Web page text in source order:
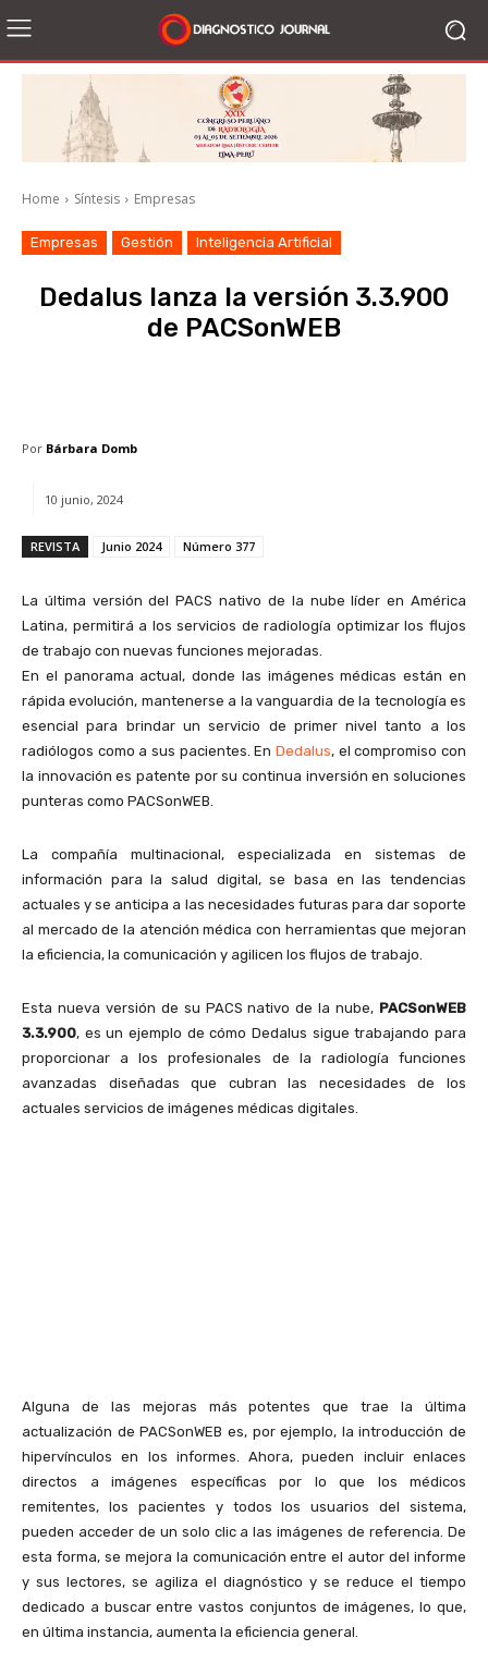
Home Síntesis Empresas
Empresas Gestión Inteligencia Artificial
Dedalus lanza la versión 3.3.900
de PACSonWEB
Por Bárbara Domb
10 junio, 2024
REVISTA Junio 2024 Número 377
La última versión del PACS nativo de la nube líder en América
Latina, permitirá a los servicios de radiología optimizar los flujos
de trabajo con nuevas funciones mejoradas.
En el panorama actual, donde las imágenes médicas están en
rápida evolución, mantenerse a la vanguardia de la tecnología es
esencial para brindar un servicio de primer nivel tanto a los
radiólogos como a sus pacientes. En Dedalus, el compromiso con
la innovación es patente por su continua inversión en soluciones
punteras como PACSonWEB.
La compañía multinacional, especializada en sistemas de
información para la salud digital, se basa en las tendencias
actuales y se anticipa a las necesidades futuras para dar soporte
al mercado de la atención médica con herramientas que mejoran
la eficiencia, la comunicación y agilicen los flujos de trabajo.
Esta nueva versión de su PACS nativo de la nube, PACSonWEB
3.3.900, es un ejemplo de cómo Dedalus sigue trabajando para
proporcionar a los profesionales de la radiología funciones
avanzadas diseñadas que cubran las necesidades de los
actuales servicios de imágenes médicas digitales.
Alguna de las mejoras más potentes que trae la última
actualización de PACSonWEB es, por ejemplo, la introducción de
hipervínculos en los informes. Ahora, pueden incluir enlaces
directos a imágenes específicas por lo que los médicos
remitentes, los pacientes y todos los usuarios del sistema,
pueden acceder de un solo clic a las imágenes de referencia. De
esta forma, se mejora la comunicación entre el autor del informe
y sus lectores, se agiliza el diagnóstico y se reduce el tiempo
dedicado a buscar entre vastos conjuntos de imágenes, lo que,
en última instancia, aumenta la eficiencia general.